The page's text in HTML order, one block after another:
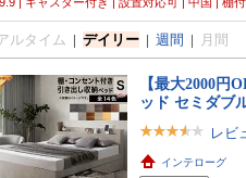
ルタイム | デイリー| 週間 | 月間
【最大2000
ッド セミダブ
レビ
インテローグ